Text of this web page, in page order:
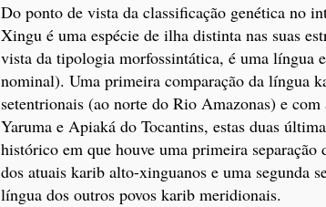
Do ponto de vista da classificação genética no
Xingu é uma espécie de ilha distinta nas suas
vista da tipologia morfossintática, é uma língua
nominal). Uma primeira comparação da língua
setentrionais (ao norte do Rio Amazonas) e
Yaruma e Apiaká do Tocantins, estas duas
histórico em que houve uma primeira
dos atuais karib alto-xinguanos e uma segunda
língua dos outros povos karib meridionais.